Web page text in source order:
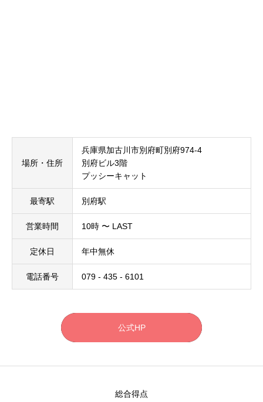
場所・住所
兵庫県加古川市別府町別府974-4
別府ビル3階
プッシーキャット
最寄駅 別府駅
営業時間 10時 〜 LAST
定休日 年中無休
電話番号 079 - 435 - 6101
公式HP
総合得点